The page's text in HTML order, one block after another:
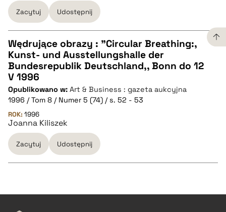
pobierz cytat
Zacytuj Udostępnij
CZYSTY TEKST
pobierz cytat
BIBTEX
pobierz cytat
Wędrujące obrazy : "Circular Breathing:,
Kunst- und Ausstellungshalle der
Bundesrepublik Deutschland,, Bonn do 12
V 1996
Opublikowano w: Art & Business : gazeta aukcyjna
1996 / Tom 8 / Numer 5 (74) / s. 52 - 53
ROK: 1996
Joanna Kiliszek
Zacytuj Udostępnij
CZYSTY TEKST